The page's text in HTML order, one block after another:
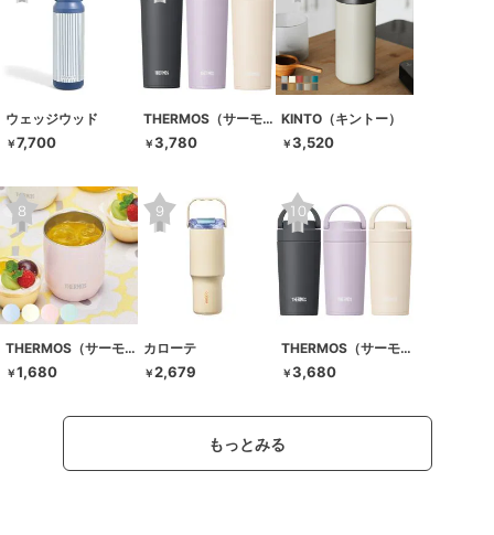
ウェッジウッド
￥7,700
THERMOS（サーモス）
￥3,780
KINTO（キントー）
￥3,520
THERMOS（サーモス）
￥1,680
カローテ
￥2,679
THERMOS（サーモス）
￥3,680
もっとみる